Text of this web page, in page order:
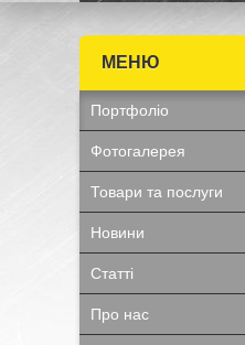
Портфоліо
Фотогалерея
Товари та послуги
Новини
Статті
Про нас